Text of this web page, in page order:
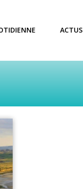
ACTUS